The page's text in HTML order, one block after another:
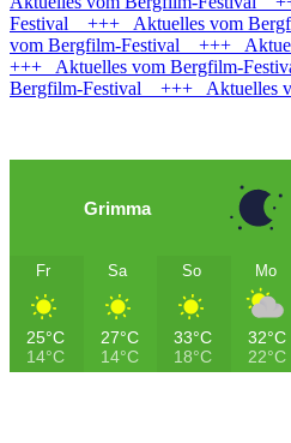
Festival +++ Aktuelles vom
vom Bergfilm-Festival +++
+++ Aktuelles vom Bergfilm-
Bergfilm-Festival +++ Aktuelles
Grimma
Fr
25°C
14°C
Sa
27°C
14°C
So
33°C
18°C
Mo
32°C
22°C